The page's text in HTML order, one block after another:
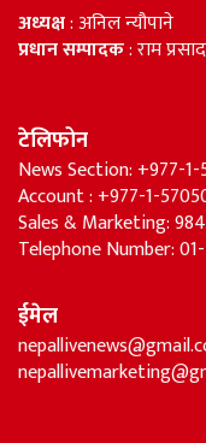
अध्यक्ष: अनिल न्यौपाने
प्रधान सम्पादक: राम
टेलिफोन
News Section: +977-
Account : +977-1-
Sales & Marketing:
Telephone Number:
ईमेल